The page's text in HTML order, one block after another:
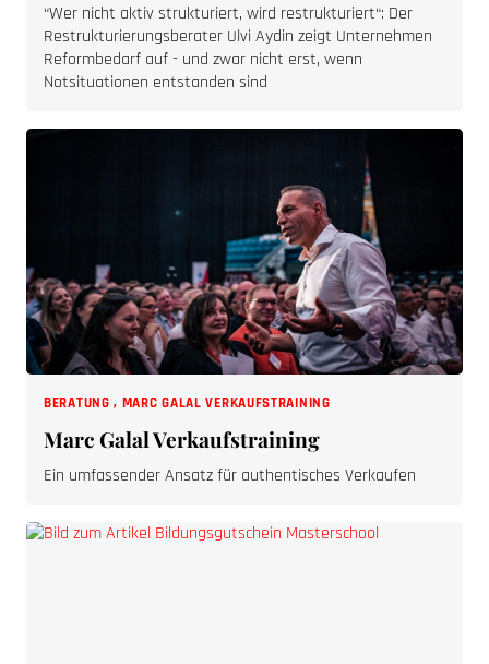
“Wer nicht aktiv strukturiert, wird restrukturiert“: Der
Restrukturierungsberater Ulvi Aydin zeigt Unternehmen
Reformbedarf auf - und zwar nicht erst, wenn
Notsituationen entstanden sind
BERATUNG, MARC GALAL VERKAUFSTRAINING
Marc Galal Verkaufstraining
Ein umfassender Ansatz für authentisches Verkaufen